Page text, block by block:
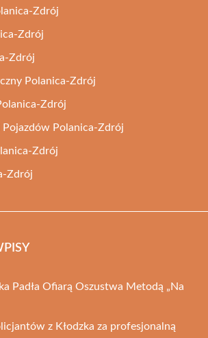
Zdrój
Zdrój
Zdrój
Polanica-Zdrój
Zdrój
Polanica-Zdrój
Zdrój
Zdrój
Padła Ofiarą Oszustwa Metodą „Na
z Kłodzka za profesjonalną